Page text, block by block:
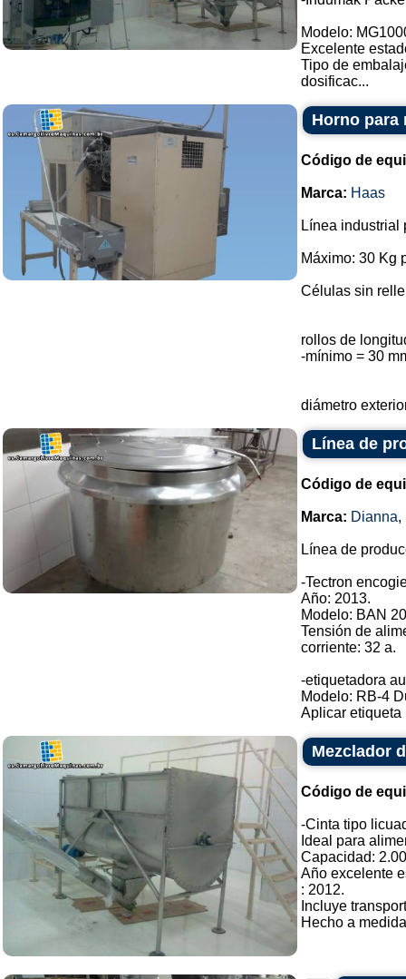
Modelo:
Excelente
Tipo de
dosificac...
Horno para
Código de
Marca: Haas
Línea industrial
Máximo: 30 Kg
Células sin
rollos de
-mínimo = 30
diámetro
Línea de
Código de
Marca: Dianna,
Línea de
-Tectron
Año: 2013.
Modelo: BAN
Tensión de
corriente: 32 a.
-etiquetadora
Modelo: RB-4
Aplicar etiqueta
Mezclador
Código de
-Cinta tipo
Ideal para
Capacidad:
Año excelente
: 2012.
Incluye
Hecho a